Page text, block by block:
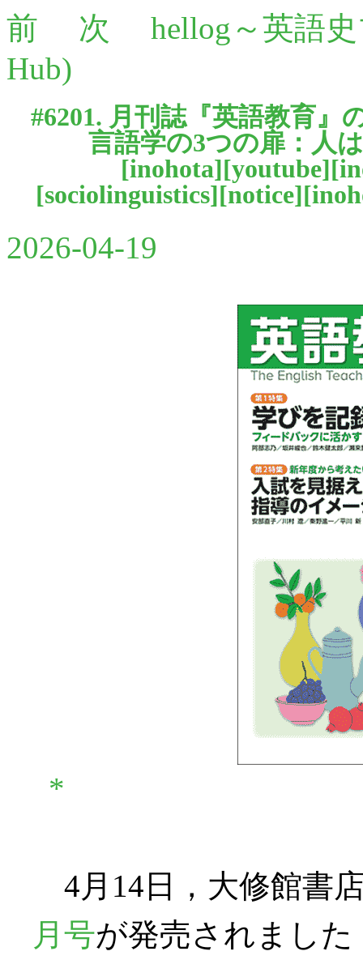
前 次
hellog～英語
Hub)
#6201. 月刊誌『英語教育』
言語学の3つの扉：人
[inohota][youtube][
[sociolinguistics][notice][
2026-04-19
*
4月14日，大修館書
月号が発売されまし